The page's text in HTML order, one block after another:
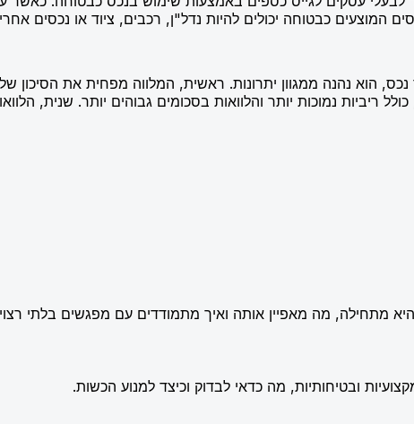
המוצעים כבטוחה יכולים להיות נדל"ן, רכבים, ציוד או נכסים
הוא נהנה ממגוון יתרונות. ראשית, המלווה מפחית את הסיכון
ריביות נמוכות יותר והלוואות בסכומים גבוהים יותר. שנית,
מתחילה, מה מאפיין אותה ואיך מתמודדים עם מפגשים בלתי
ובטיחותיות, מה כדאי לבדוק וכיצד למנוע הכשות.